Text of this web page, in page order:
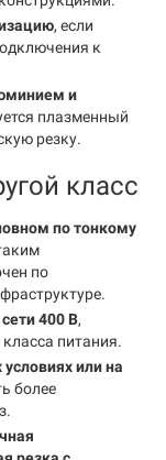
, если
к
и
плазменный
резку.
класс
по тонкому
по
400 В,
питания.
или на
более